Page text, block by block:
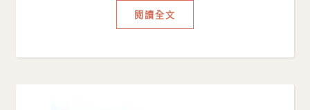
閱讀全文